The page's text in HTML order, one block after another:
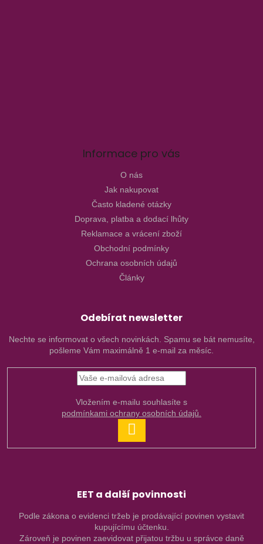
Informace pro vás
O nás
Jak nakupovat
Často kladené otázky
Doprava, platba a dodací lhůty
Reklamace a vrácení zboží
Obchodní podmínky
Ochrana osobních údajů
Články
Odebírat newsletter
Nechte se informovat o všech novinkách. Spamu se bát nemusíte,
pošleme Vám maximálně 1 e-mail za měsíc.
podmínkami ochrany osobních údajů.
SE
EET a další povinnosti
Podle zákona o evidenci tržeb je prodávající povinen vystavit
kupujícímu účtenku.
Zároveň je povinen zaevidovat přijatou tržbu u správce daně